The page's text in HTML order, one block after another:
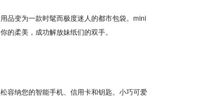
品变为一款时髦而极度迷人的都市包袋。mini
的柔美，成功解放妹纸们的双手。
容纳您的智能手机、信用卡和钥匙。小巧可爱